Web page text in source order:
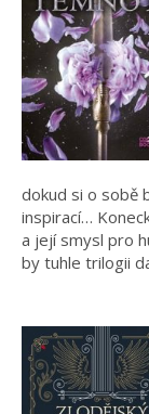
dokud si o sobě
inspirací…
a její smysl pro
by tuhle trilogii